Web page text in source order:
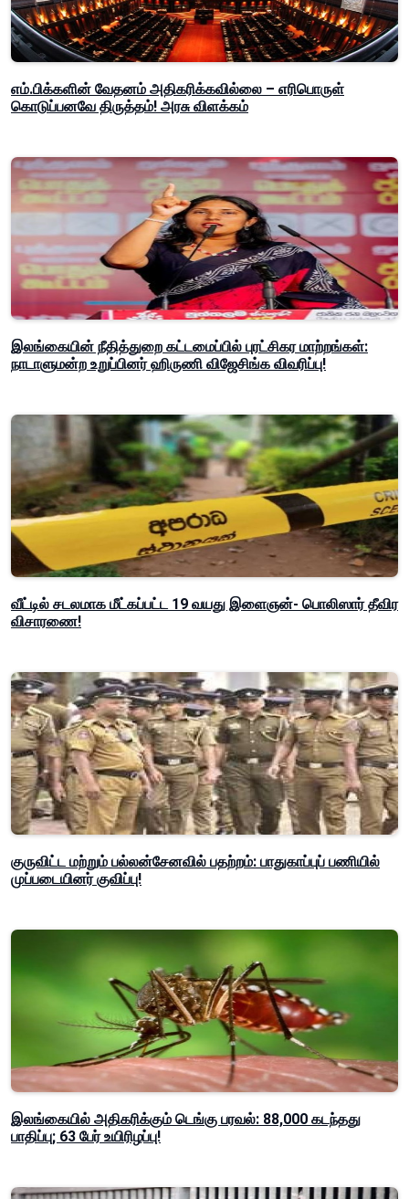
எம்.பிக்களின் வேதனம் அதிகரிக்கவில்லை – எரிபொருள்
கொடுப்பனவே திருத்தம்! அரசு விளக்கம்
இலங்கையின் நீதித்துறை கட்டமைப்பில் புரட்சிகர மாற்றங்கள்:
நாடாளுமன்ற உறுப்பினர் ஹிருணி விஜேசிங்க விவரிப்பு!
வீட்டில் சடலமாக மீட்கப்பட்ட 19 வயது இளைஞன்- பொலிஸார் தீவிர
விசாரணை!
குருவிட்ட மற்றும் பல்லன்சேனவில் பதற்றம்: பாதுகாப்புப் பணியில்
முப்படையினர் குவிப்பு!
இலங்கையில் அதிகரிக்கும் டெங்கு பரவல்: 88,000 கடந்தது
பாதிப்பு; 63 பேர் உயிரிழப்பு!